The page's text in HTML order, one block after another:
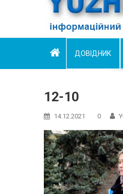
ДОВІДНИК
12-10
14.12.2021 0